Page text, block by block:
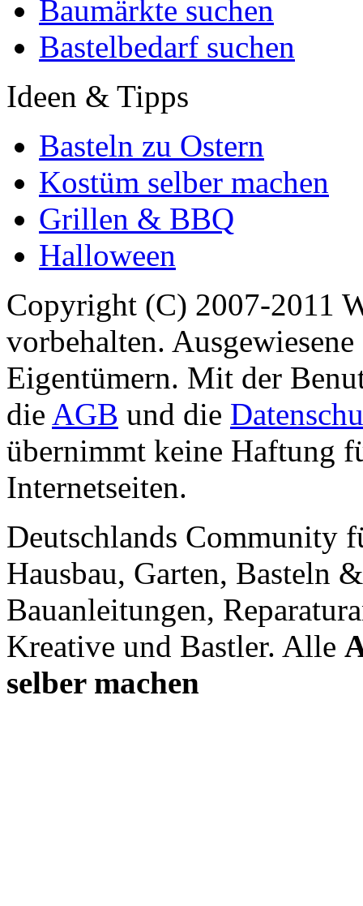
Baumärkte suchen
Bastelbedarf suchen
Ideen & Tipps
Basteln zu Ostern
Kostüm selber machen
Grillen & BBQ
Halloween
Copyright (C) 2007-2011
vorbehalten.
Eigentümern. Mit der
die AGB und die
übernimmt keine Haftung
Internetseiten.
Deutschlands Community
Hausbau, Garten, Basteln
Bauanleitungen,
Kreative und Bastler. Alle
selber machen